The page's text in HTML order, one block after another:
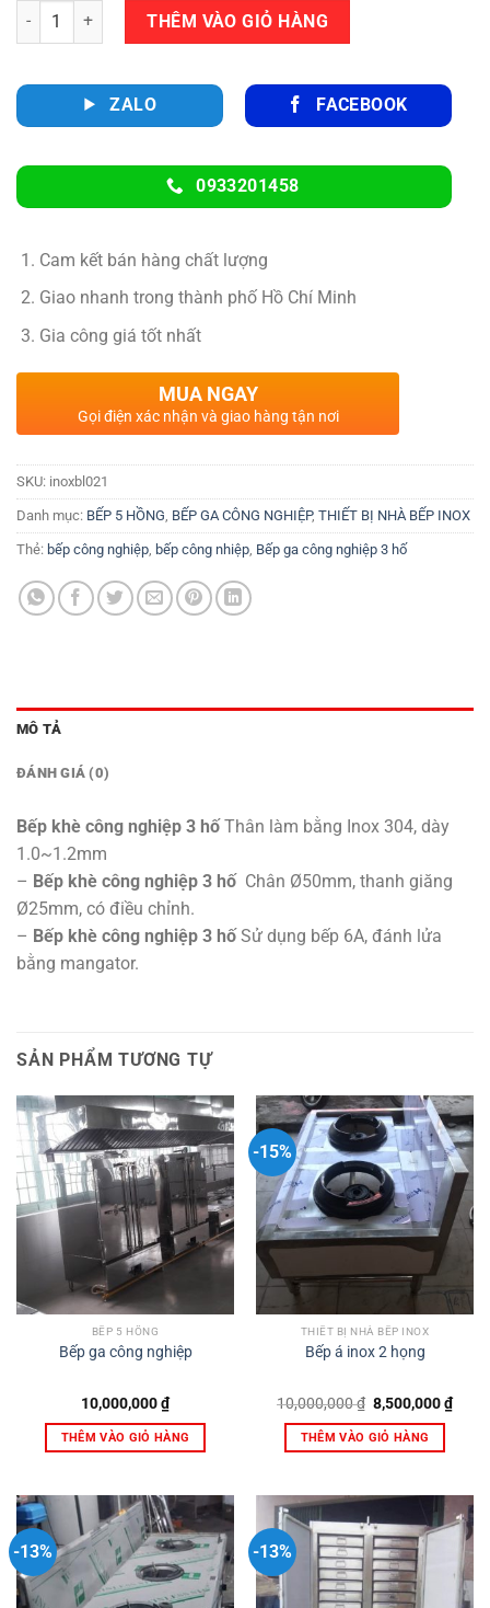
Số lượng THÊM VÀO GIỎ HÀNG
ZALO FACEBOOK
0933201458
Cam kết bán hàng chất lượng
Giao nhanh trong thành phố Hồ Chí Minh
Gia công giá tốt nhất
MUA NGAY
Gọi điện xác nhận và giao hàng tận nơi
SKU: inoxbl021
Danh mục: BẾP 5 HỒNG BẾP GA CÔNG NGHIỆP, THIẾT BỊ NHÀ BẾP INOX
Thẻ: bếp công nghiệp bếp công nhiệp Bếp ga công nghiệp 3 hố
MÔ TẢ
ĐÁNH GIÁ (0)
Bếp khè công nghiệp 3 hốThân làm bằng Inox 304, dày
1.0~1.2mm
– Bếp khè công nghiệp 3 hốChân Ø50mm, thanh giăng
Ø25mm, có điều chỉnh.
– Bếp khè công nghiệp 3 hốSử dụng bếp 6A, đánh lửa
bằng mangator.
SẢN PHẨM TƯƠNG TỰ
BẾP 5 HỒNG
Bếp ga công nghiệp
10,000,000₫
THÊM VÀO GIỎ HÀNG
-15%
THIẾT BỊ NHÀ BẾP INOX
Bếp á inox 2 họng
10,000,000₫ Giá
gốc
là:
10,000,000 ₫.
8,500,000₫Giá
hiện
THÊM VÀO GIỎ HÀNG
-13% -13%